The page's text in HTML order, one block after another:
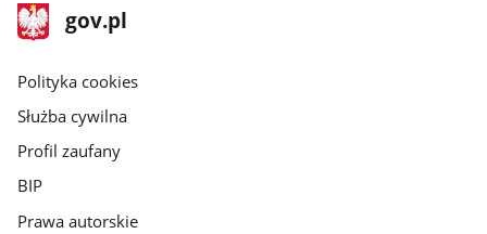
stopka
gov.pl
Strona
gov.pl
gov.pl
Polityka cookies
Służba cywilna
Profil zaufany
BIP
Prawa autorskie